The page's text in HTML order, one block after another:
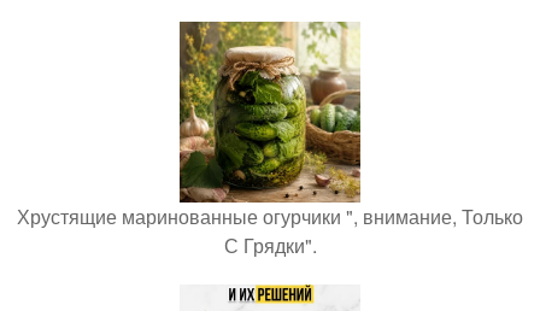
Хрустящие маринованные огурчики ", внимание, Только
С Грядки".